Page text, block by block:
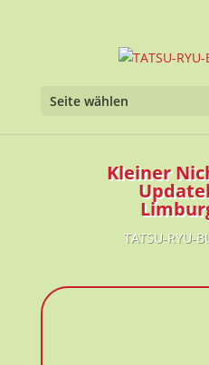
Seite wählen
Kleiner
TATSU-RYU-